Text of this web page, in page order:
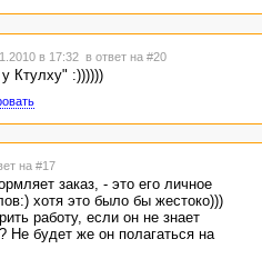
в 17:32 в ответ на #20
Ктулху" :))))))
на #17
заказ, - это его личное
хотя это было бы жестоко)))
работу, если он не знает
Не будет же он полагаться на